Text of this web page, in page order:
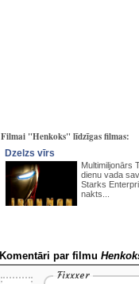
Filmai "Henkoks" līdzīgas filmas:
Dzelzs vīrs
Multimiljonārs
dienu vada
Starks
nakts...
Komentāri par filmu
Fixxxer